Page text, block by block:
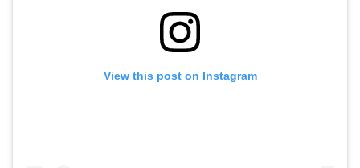
View this post on Instagram